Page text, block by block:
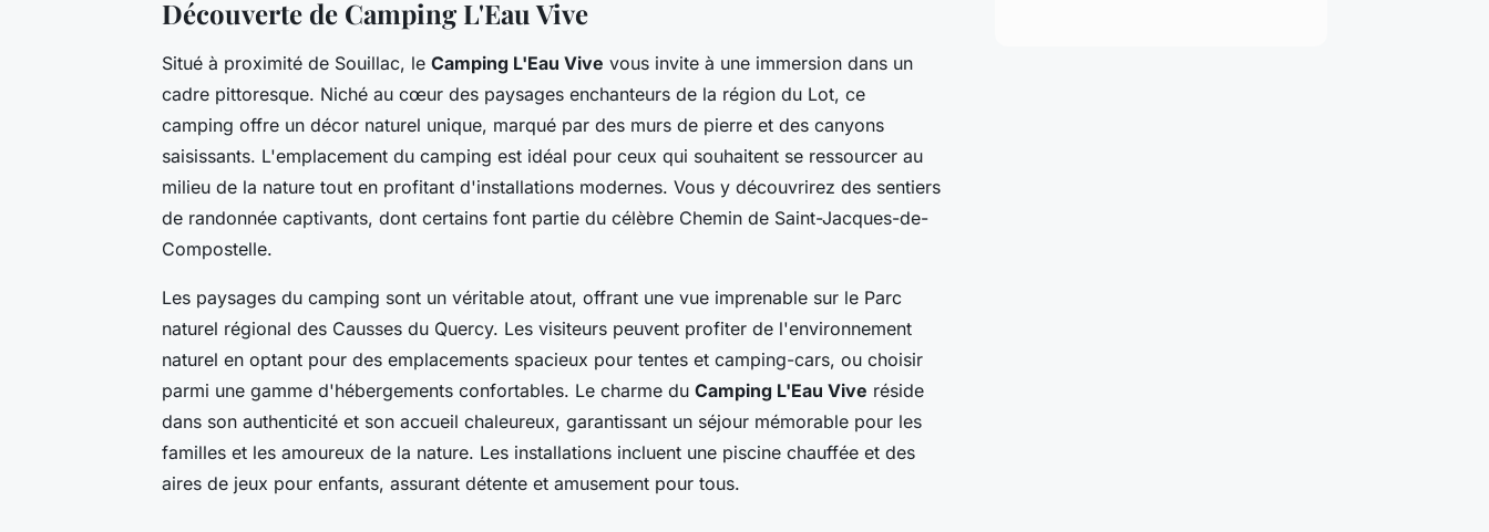
Découverte de Camping L'Eau Vive
Situé à proximité de Souillac, le Camping L'Eau Vive vous invite à une immersion dans un
cadre pittoresque. Niché au cœur des paysages enchanteurs de la région du Lot, ce
camping offre un décor naturel unique, marqué par des murs de pierre et des canyons
saisissants. L'emplacement du camping est idéal pour ceux qui souhaitent se ressourcer au
milieu de la nature tout en profitant d'installations modernes. Vous y découvrirez des sentiers
de randonnée captivants, dont certains font partie du célèbre Chemin de Saint-Jacques-de-
Compostelle.
Les paysages du camping sont un véritable atout, offrant une vue imprenable sur le Parc
naturel régional des Causses du Quercy. Les visiteurs peuvent profiter de l'environnement
naturel en optant pour des emplacements spacieux pour tentes et camping-cars, ou choisir
parmi une gamme d'hébergements confortables. Le charme du Camping L'Eau Vive réside
dans son authenticité et son accueil chaleureux, garantissant un séjour mémorable pour les
familles et les amoureux de la nature. Les installations incluent une piscine chauffée et des
aires de jeux pour enfants, assurant détente et amusement pour tous.